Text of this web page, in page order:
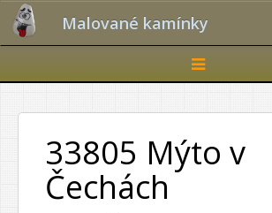
Malované kamínky
Toggle
navigation
33805 Mýto v
Čechách